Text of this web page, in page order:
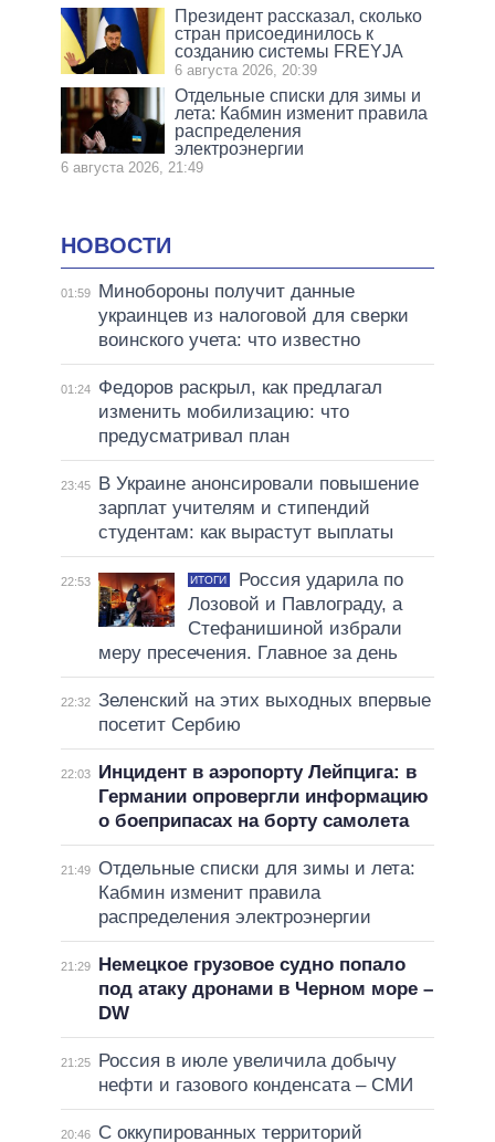
Президент рассказал, сколько
стран присоединилось к
созданию системы FREYJA
6 августа 2026, 20:39
Отдельные списки для зимы и
лета: Кабмин изменит правила
распределения
электроэнергии
6 августа 2026, 21:49
НОВОСТИ
01:59
Минобороны получит данные
украинцев из налоговой для сверки
воинского учета: что известно
01:24
Федоров раскрыл, как предлагал
изменить мобилизацию: что
предусматривал план
23:45
В Украине анонсировали повышение
зарплат учителям и стипендий
студентам: как вырастут выплаты
22:53 ИТОГИ
Россия ударила по
Лозовой и Павлограду, а
Стефанишиной избрали
меру пресечения. Главное за день
22:32 Зеленский на этих выходных впервые
посетит Сербию
22:03
Инцидент в аэропорту Лейпцига: в
Германии опровергли информацию
о боеприпасах на борту самолета
21:49 Отдельные списки для зимы и лета:
Кабмин изменит правила
распределения электроэнергии
21:29
Немецкое грузовое судно попало
под атаку дронами в Черном море –
DW
21:25
Россия в июле увеличила добычу
нефти и газового конденсата – СМИ
20:46
С оккупированных территорий